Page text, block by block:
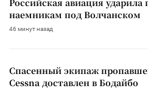
наемникам под Волчанском
46 минут назад
Спасенный экипаж
Cessna доставлен в Бодайбо